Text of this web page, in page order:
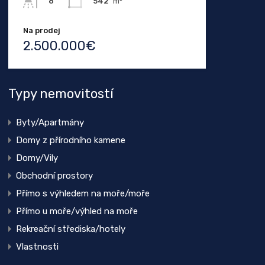
Na prodej
2.500.000€
Typy nemovitostí
Byty/Apartmány
Domy z přírodního kamene
Domy/Vily
Obchodní prostory
Přímo s výhledem na moře/moře
Přímo u moře/výhled na moře
Rekreační střediska/hotely
Vlastnosti